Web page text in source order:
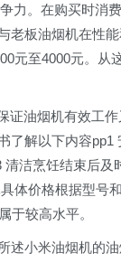
力。在购买时消费
老板油烟机在性能
元至4000元。从
证油烟机有效工作
了解以下内容pp1
清洁烹饪结束后及
体价格根据型号和
于较高水平。
述小米油烟机的油